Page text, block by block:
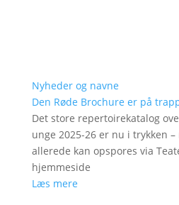
Nyheder og navne
Den Røde Brochure er på
Det store repertoirekatalog
unge 2025-26 er nu i trykken
allerede kan opspores via
hjemmeside
Læs mere